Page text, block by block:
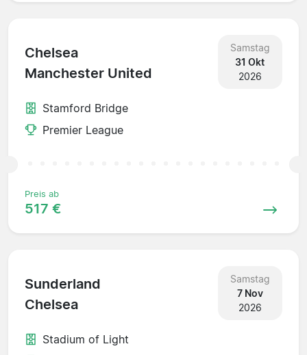
Chelsea
Manchester United
Samstag
31 Okt
2026
Stamford Bridge
Premier League
Preis ab
517 €
Sunderland
Chelsea
Samstag
7 Nov
2026
Stadium of Light